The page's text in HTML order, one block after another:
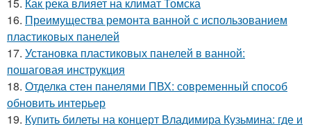
15. Как река влияет на климат Томска
16. Преимущества ремонта ванной с использованием
пластиковых панелей
17. Установка пластиковых панелей в ванной:
пошаговая инструкция
18. Отделка стен панелями ПВХ: современный способ
обновить интерьер
19. Купить билеты на концерт Владимира Кузьмина: где и